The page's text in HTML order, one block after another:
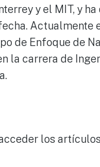
y el MIT, y
Actualmente
de Enfoque de
la carrera de
los